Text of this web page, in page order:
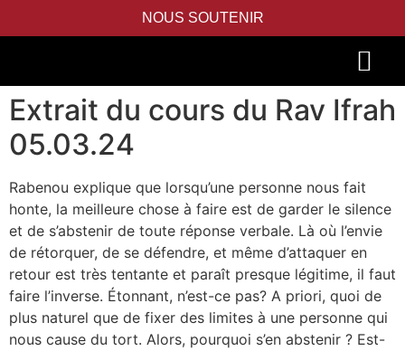
NOUS SOUTENIR
Extrait du cours du Rav Ifrah
05.03.24
Rabenou explique que lorsqu’une personne nous fait
honte, la meilleure chose à faire est de garder le silence
et de s’abstenir de toute réponse verbale. Là où l’envie
de rétorquer, de se défendre, et même d’attaquer en
retour est très tentante et paraît presque légitime, il faut
faire l’inverse. Étonnant, n’est-ce pas? A priori, quoi de
plus naturel que de fixer des limites à une personne qui
nous cause du tort. Alors, pourquoi s’en abstenir ? Est-